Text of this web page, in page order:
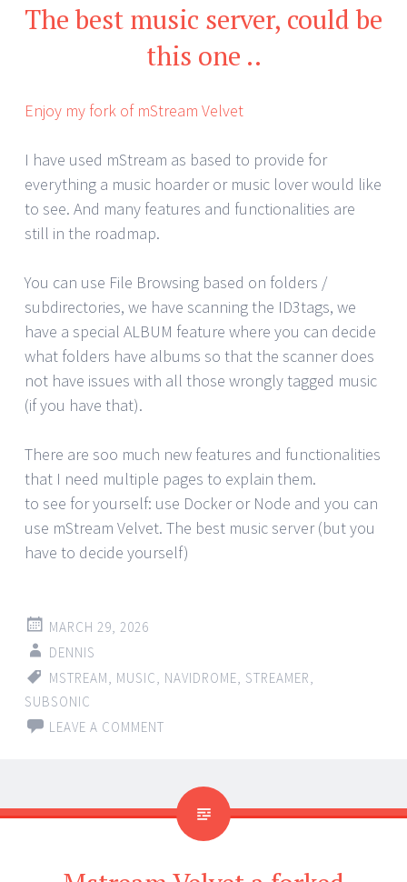
The best music server, could be
this one ..
Enjoy my fork of mStream Velvet
I have used mStream as based to provide for
everything a music hoarder or music lover would like
to see. And many features and functionalities are
still in the roadmap.
You can use File Browsing based on folders /
subdirectories, we have scanning the ID3tags, we
have a special ALBUM feature where you can decide
what folders have albums so that the scanner does
not have issues with all those wrongly tagged music
(if you have that).
There are soo much new features and functionalities
that I need multiple pages to explain them.
to see for yourself: use Docker or Node and you can
use mStream Velvet. The best music server (but you
have to decide yourself)
MARCH 29, 2026
DENNIS
MSTREAM
MUSIC NAVIDROME STREAMER
SUBSONIC
LEAVE A COMMENT